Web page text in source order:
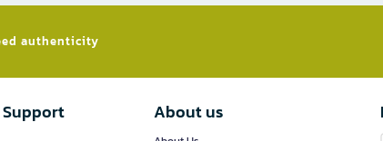
authenticity​
About us